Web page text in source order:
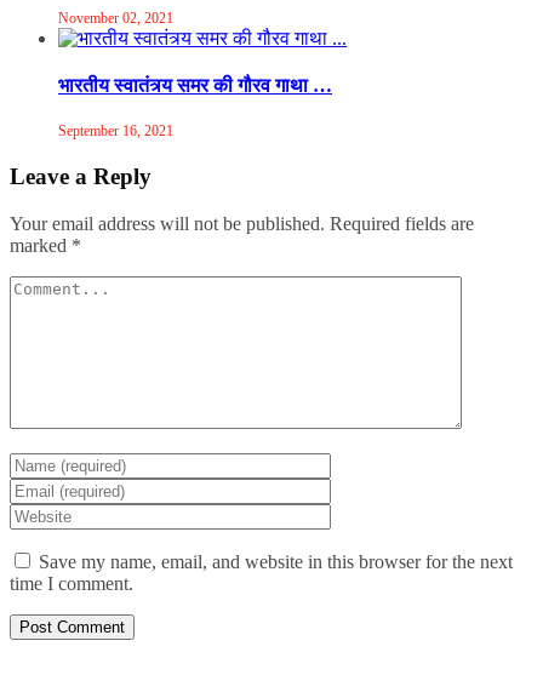
November 02, 2021
भारतीय स्वातंत्र्य समर की गौरव गाथा …
September 16, 2021
Leave a Reply
Your email address will not be published. Required fields are
marked *
Save my name, email, and website in this browser for the next
time I comment.